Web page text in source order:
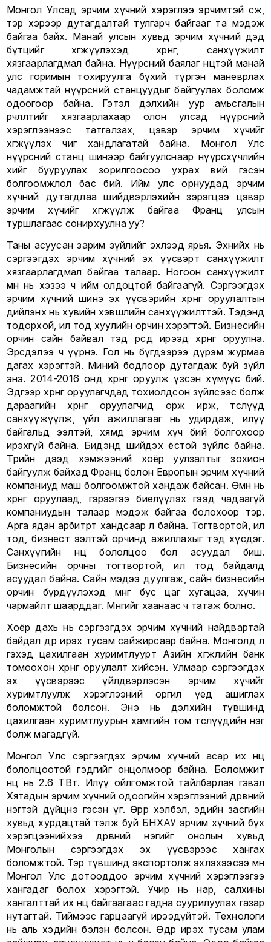
Монгол Улсад эрчим хүчний хэрэглээ эрчимтэй өсөж,
тэр хэрээр дутагдалтай тулгарч байгааг та мэдэж
байгаа байх. Манай улсын хувьд эрчим хүчний дэд
бүтцийг хөгжүүлэхэд хөрөнгө, санхүүжилт
хязгаарлагдмал байна. Нүүрсний баялаг нөөцтэй манай
улс горимын тохируулга бүхий түргэн маневрлах
чадамжтай нүүрсний станцуудыг байгуулах боломж
одоогоор байна. Гэтэл дэлхийн уур амьсгалын
өөрчлөлтийг хязгаарлахаар олон улсад нүүрсний
хэрэглээнээс татгалзах, цэвэр эрчим хүчийг
хөгжүүлэх чиг хандлагатай байна. Монгол Улс
нүүрсний станц шинээр байгуулснаар нүүрсхүчлийн
хийг бууруулах зорилгоосоо ухрах вий гэсэн
болгоомжлол бас бий. Ийм улс орнуудад эрчим
хүчний дутагдлаа шийдвэрлэхийн зэрэгцээ цэвэр
эрчим хүчийг хөгжүүлж байгаа Франц улсын
туршлагаас сонирхуулна уу?
Таны асуусан зарим зүйлийг эхлээд ярья. Эхнийх нь
сэргээгдэх эрчим хүчний эх үүсвэрт санхүүжилт
хязгаарлагдмал байгаа талаар. Ногоон санхүүжилт
өмнө нь хэзээ ч ийм олдоцтой байгаагүй. Сэргээгдэх
эрчим хүчний шинэ эх үүсвэрийн хөрөнгө оруулалтын
дийлэнх нь хувийн хэвшлийн санхүүжилттэй. Тэдэнд
тодорхой, ил тод хуулийн орчин хэрэгтэй. Бизнесийн
орчин сайн байвал тэд өөрсдөө ирээд хөрөнгө оруулна.
Эрсдэлээ ч үүрнэ. Гол нь бүгдээрээ дүрэм журмаа
дагах хэрэгтэй. Миний бодлоор дутагдаж буй зүйл
энэ. 2014-2016 онд хөрөнгө оруулж үзсэн хүмүүс бий.
Эдгээр хөрөнгө оруулагчдад тохиолдсон зүйлсээс болж
дараагийн хөрөнгө оруулагчид орж ирж, төслүүд
санхүүжүүлж, үйл ажиллагааг нь удирдаж, илүү
байгальд ээлтэй, хямд эрчим хүч бий болгохоор
ирэхгүй байна. Бидэнд шийдэх ёстой зүйлс байна.
Төрийн дээд хэмжээний хоёр уулзалтыг зохион
байгуулж байхад Франц болон Европын эрчим хүчний
компаниуд маш болгоомжтой хандаж байсан. Өмнө нь
хөрөнгө оруулаад, гэрээгээ биелүүлэх гээд чадаагүй
компаниудын талаар мэдэж байгаа болохоор тэр.
Арга ядан арбитрт хандсаар л байна. Тогтвортой, ил
тод, бизнест ээлтэй орчинд ажиллахыг тэд хүсдэг.
Санхүүгийн нөөц бололцоо бол асуудал биш.
Бизнесийн орчны тогтвортой, ил тод байдалд
асуудал байна. Сайн мэдээ дуулгаж, сайн бизнесийн
орчин бүрдүүлэхэд мөнгө бус цаг хугацаа, хүчин
чармайлт шаарддаг. Мөнгийг хаанаас ч татаж болно.
Хоёр дахь нь сэргээгдэх эрчим хүчний найдвартай
байдал өдөр ирэх тусам сайжирсаар байна. Монголд л
гэхэд цахилгаан хуримтлуурт Азийн хөгжлийн банк
томоохон хөрөнгө оруулалт хийсэн. Улмаар сэргээгдэх
эх үүсвэрээс үйлдвэрлэсэн эрчим хүчийг
хуримтлуулж хэрэглээний оргил үед ашиглах
боломжтой болсон. Энэ нь дэлхийн түвшинд
цахилгаан хуримтлуурын хамгийн том төслүүдийн нэг
болж магадгүй.
Монгол Улс сэргээгдэх эрчим хүчний асар их нөөц
бололцоотой гэдгийг онцолмоор байна. Боломжит
нөөц нь 2.6 ТВт. Илүү ойлгомжтой тайлбарлая гэвэл
Хятадын эрчим хүчний одоогийн хэрэглээний дөрөвний
нэгтэй дүйцнэ гэсэн үг. Өөрөөр хэлбэл, эдийн засгийн
хувьд хурдацтай тэлж буй БНХАУ эрчим хүчний бүх
хэрэгцээнийхээ дөрөвний нэгийг онолын хувьд
Монголын сэргээгдэх эх үүсвэрээс хангах
боломжтой. Тэр түвшинд экспортолж эхлэхээсээ өмнө
Монгол Улс дотооддоо эрчим хүчний хэрэглээгээ
хангадаг болох хэрэгтэй. Учир нь нар, салхины
хангалттай их нөөц байгаагаас гадна суурилуулах газар
нутагтай. Тиймээс гарцаагүй ирээдүйтэй. Технологи
нь аль хэдийн бэлэн болсон. Өдөр ирэх тусам улам